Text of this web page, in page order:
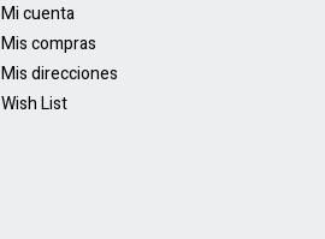
Mi cuenta
Mis compras
Mis direcciones
Wish List